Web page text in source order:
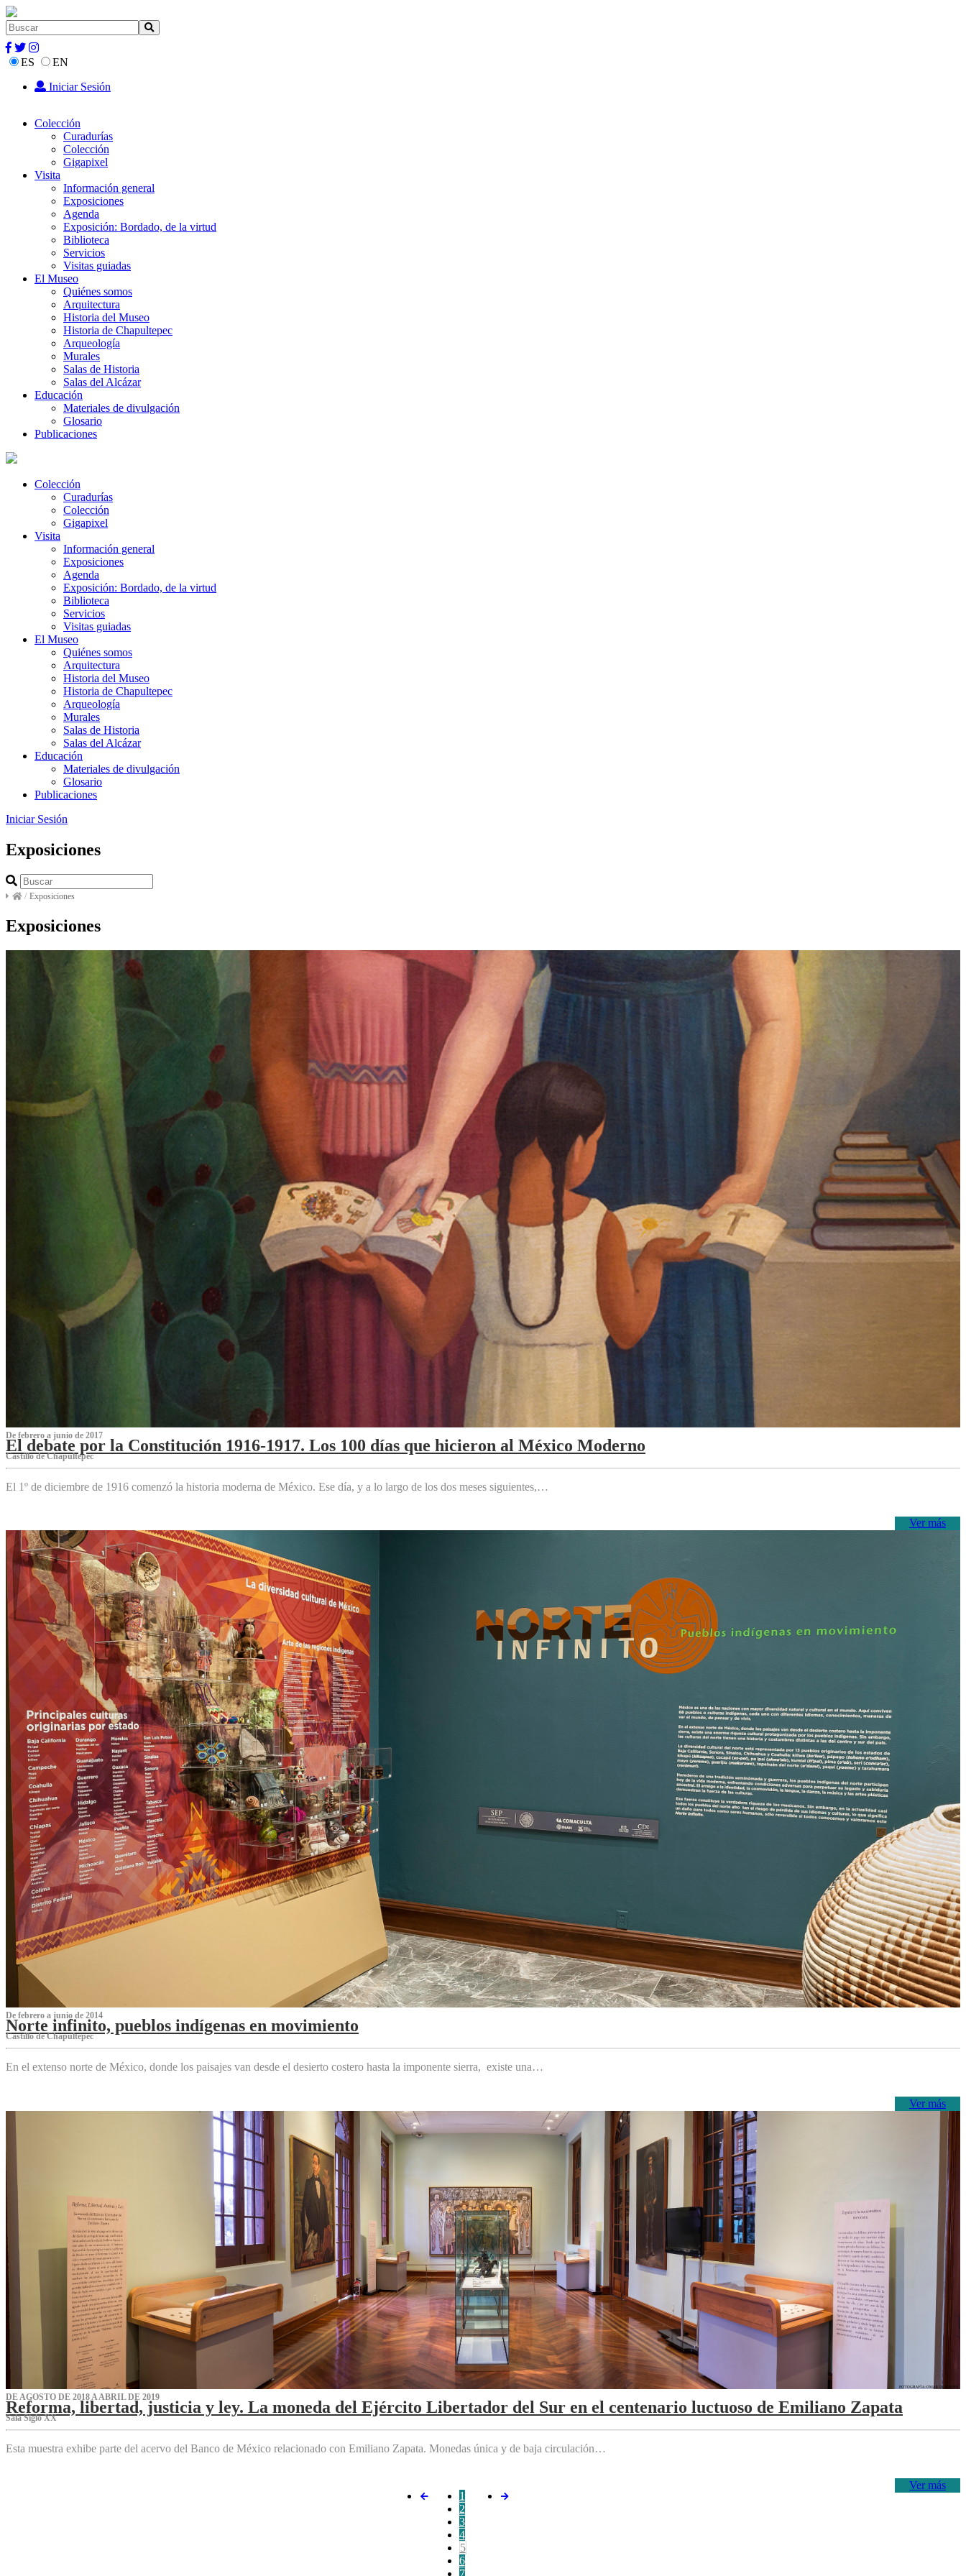
ES
EN
Iniciar Sesión
Colección
Curadurías
Colección
Gigapixel
Visita
Información general
Exposiciones
Agenda
Exposición: Bordado, de la virtud
Biblioteca
Servicios
Visitas guiadas
El Museo
Quiénes somos
Arquitectura
Historia del Museo
Historia de Chapultepec
Arqueología
Murales
Salas de Historia
Salas del Alcázar
Educación
Materiales de divulgación
Glosario
Publicaciones
Colección
Curadurías
Colección
Gigapixel
Visita
Información general
Exposiciones
Agenda
Exposición: Bordado, de la virtud
Biblioteca
Servicios
Visitas guiadas
El Museo
Quiénes somos
Arquitectura
Historia del Museo
Historia de Chapultepec
Arqueología
Murales
Salas de Historia
Salas del Alcázar
Educación
Materiales de divulgación
Glosario
Publicaciones
Iniciar Sesión
Exposiciones
/ Exposiciones
Exposiciones
De febrero a junio de 2017
El debate por la Constitución 1916-1917. Los 100 días que hicieron al México Moderno
Castillo de Chapultepec
El 1º de diciembre de 1916 comenzó la historia moderna de México. Ese día, y a lo largo de los dos meses siguientes,…
Ver más
De febrero a junio de 2014
Norte infinito, pueblos indígenas en movimiento
Castillo de Chapultepec
En el extenso norte de México, donde los paisajes van desde el desierto costero hasta la imponente sierra, existe una…
Ver más
DE AGOSTO DE 2018 A ABRIL DE 2019
Reforma, libertad, justicia y ley. La moneda del Ejército Libertador del Sur en el centenario luctuoso de Emiliano Zapata
Sala Siglo XX
Esta muestra exhibe parte del acervo del Banco de México relacionado con Emiliano Zapata. Monedas única y de baja circulación…
Ver más
1
2
3
4
5
6
7